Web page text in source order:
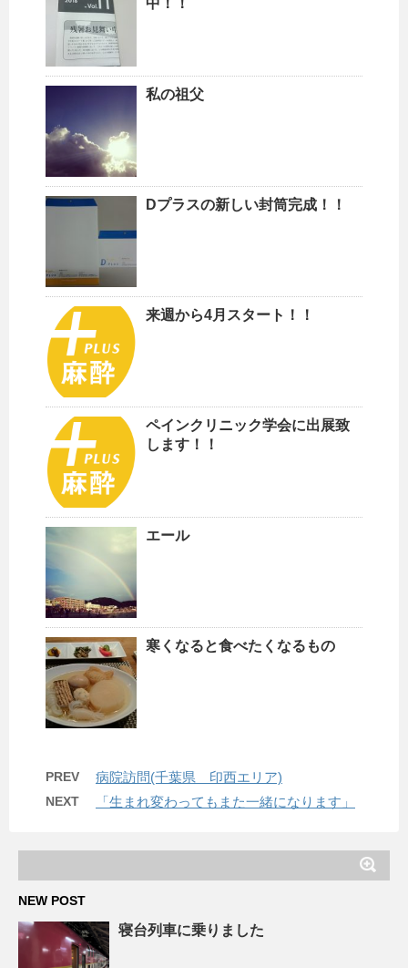
中！！
私の祖父
Dプラスの新しい封筒完成！！
来週から4月スタート！！
ペインクリニック学会に出展致
します！！
エール
寒くなると食べたくなるもの
PREV 病院訪問(千葉県 印西エリア)
NEXT 「生まれ変わってもまた一緒になります」
NEW POST
寝台列車に乗りました